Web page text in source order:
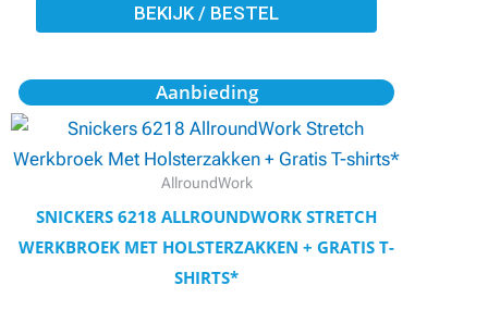
BEKIJK / BESTEL
op
productpagina
Aanbieding
AllroundWork
SNICKERS 6218 ALLROUNDWORK STRETCH
WERKBROEK MET HOLSTERZAKKEN + GRATIS T-
SHIRTS*
Oorspronkelijke
prijs
was:
€109,95.
Huidige
prijs
is:
€98,90.
Dit
product
heeft
meerdere
variaties.
Deze
optie